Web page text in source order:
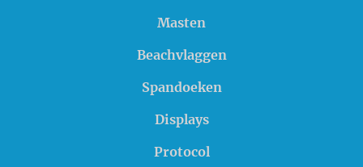
Masten
Beachvlaggen
Spandoeken
Displays
Protocol